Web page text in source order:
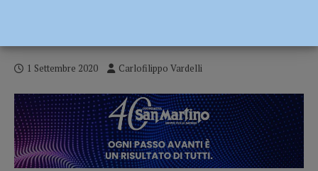
1 Settembre 2020 Carlofilippo Vardelli